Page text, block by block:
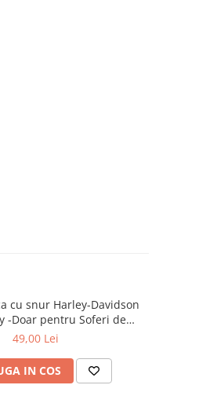
cu snur Harley-Davidson
-Doar pentru Soferi de
Originala, 10x20 cm
49,00 Lei
IN COS